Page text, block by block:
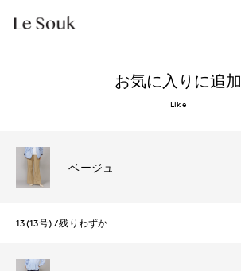
お気に入りに追加
Like
ベージュ
13(13号) 残りわずか